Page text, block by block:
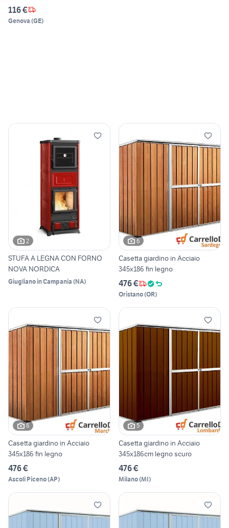
116 €
Genova (GE)
2
STUFA A LEGNA CON FORNO
NOVA NORDICA
Giugliano in Campania (NA)
6
Casetta giardino in Acciaio
345x186 fin legno
476 €
Oristano(OR)
6
Casetta giardino in Acciaio
345x186 fin legno
476 €
Ascoli Piceno(AP)
5
Casetta giardino in Acciaio
345x186cm legno scuro
476 €
Milano(MI)